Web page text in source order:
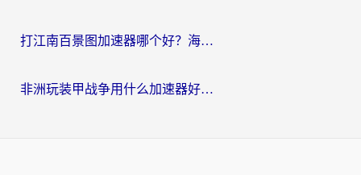
打江南百景图加速器哪个好？海外党踩坑N次后，终于找到不卡的秘诀
非洲玩装甲战争用什么加速器好？海外党亲测有效的国服游戏加速方案